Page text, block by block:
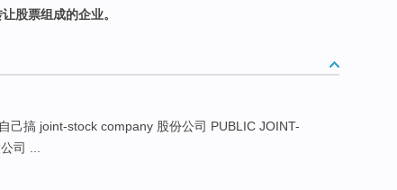
股票组成的企业。
己搞 joint-stock company 股份公司 PUBLIC JOINT-
司 ...